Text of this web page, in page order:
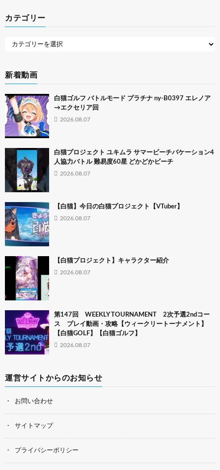
カテゴリー
新着動画
白猫ゴルフ バトルモード プラチナ ny-B0397 エレノア
→エクセリア回
2026.08.07
白猫プロジェクト ユキムラ サマービーチバケーション4
人協力バトル 難易度60星 どかどかビーチ
2026.08.07
【白猫】今日の白猫プロジェクト【VTuber】
2026.08.07
【白猫プロジェクト】キャラクター紹介
2026.08.07
第147回 WEEKLY TOURNAMENT 2次予選2ndコー
ス プレイ動画・攻略【ウィークリートーナメント】
【白猫GOLF】【白猫ゴルフ】
2026.08.07
運営サイトからのお知らせ
お問い合わせ
サイトマップ
プライバシーポリシー